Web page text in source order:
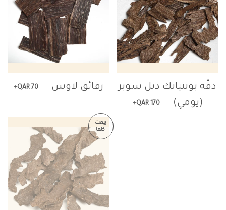
دقّه بونتيانك دبل سوبر
(يومي)
— السعر العادي
QAR 170
رقائق لاوس — السعر العادي
QAR 70
بيعت
كلها